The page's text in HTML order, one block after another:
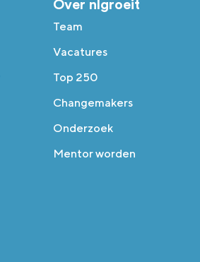
Over nlgroeit
Team
Vacatures
Top 250
Changemakers
Onderzoek
Mentor worden